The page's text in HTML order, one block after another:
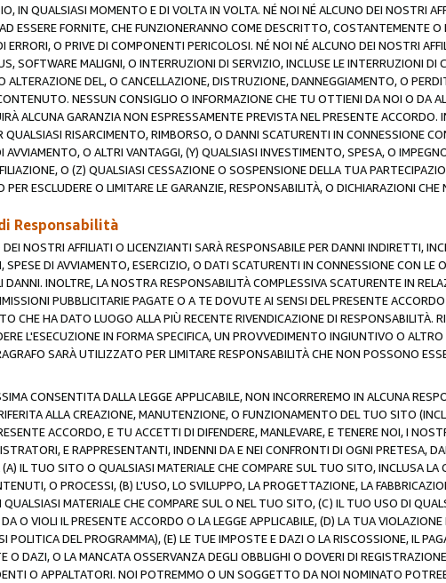
IN QUALSIASI MOMENTO E DI VOLTA IN VOLTA. NÉ NOI NÉ ALCUNO DEI NOSTRI
ESSERE FORNITE, CHE FUNZIONERANNO COME DESCRITTO, COSTANTEMENTE
ERRORI, O PRIVE DI COMPONENTI PERICOLOSI. NÉ NOI NÉ ALCUNO DEI NOSTRI
SOFTWARE MALIGNI, O INTERRUZIONI DI SERVIZIO, INCLUSE LE INTERRUZIONI
ALTERAZIONE DEL, O CANCELLAZIONE, DISTRUZIONE, DANNEGGIAMENTO, O
NESSUN CONSIGLIO O INFORMAZIONE CHE TU OTTIENI DA NOI O DA
ALCUNA GARANZIA NON ESPRESSAMENTE PREVISTA NEL PRESENTE
QUALSIASI RISARCIMENTO, RIMBORSO, O DANNI SCATURENTI IN CONNESSIONE
AVVIAMENTO, O ALTRI VANTAGGI, (Y) QUALSIASI INVESTIMENTO, SPESA, O
O (Z) QUALSIASI CESSAZIONE O SOSPENSIONE DELLA TUA
ESCLUDERE O LIMITARE LE GARANZIE, RESPONSABILITÀ, O DICHIARAZIONI
Responsabilità
NOSTRI AFFILIATI O LICENZIANTI SARÀ RESPONSABILE PER DANNI INDIRETTI,
SPESE DI AVVIAMENTO, ESERCIZIO, O DATI SCATURENTI IN CONNESSIONE CON LE
DANNI. INOLTRE, LA NOSTRA RESPONSABILITÀ COMPLESSIVA SCATURENTE IN
PUBBLICITARIE PAGATE O A TE DOVUTE AI SENSI DEL PRESENTE
CHE HA DATO LUOGO ALLA PIÙ RECENTE RIVENDICAZIONE DI
L'ESECUZIONE IN FORMA SPECIFICA, UN PROVVEDIMENTO INGIUNTIVO O
SARÀ UTILIZZATO PER LIMITARE RESPONSABILITÀ CHE NON POSSONO
CONSENTITA DALLA LEGGE APPLICABILE, NON INCORREREMO IN ALCUNA
ALLA CREAZIONE, MANUTENZIONE, O FUNZIONAMENTO DEL TUO SITO
ACCORDO, E TU ACCETTI DI DIFENDERE, MANLEVARE, E TENERE NOI, I
E RAPPRESENTANTI, INDENNI DA E NEI CONFRONTI DI OGNI PRETESA,
(A) IL TUO SITO O QUALSIASI MATERIALE CHE COMPARE SUL TUO SITO, INCLUSA
O PROCESSI, (B) L'USO, LO SVILUPPO, LA PROGETTAZIONE, LA
MATERIALE CHE COMPARE SUL O NEL TUO SITO, (C) IL TUO USO DI
O VIOLI IL PRESENTE ACCORDO O LA LEGGE APPLICABILE, (D) LA TUA
POLITICA DEL PROGRAMMA), (E) LE TUE IMPOSTE E DAZI O LA RISCOSSIONE, IL
O DAZI, O LA MANCATA OSSERVANZA DEGLI OBBLIGHI O DOVERI DI
O APPALTATORI. NOI POTREMMO O UN SOGGETTO DA NOI NOMINATO